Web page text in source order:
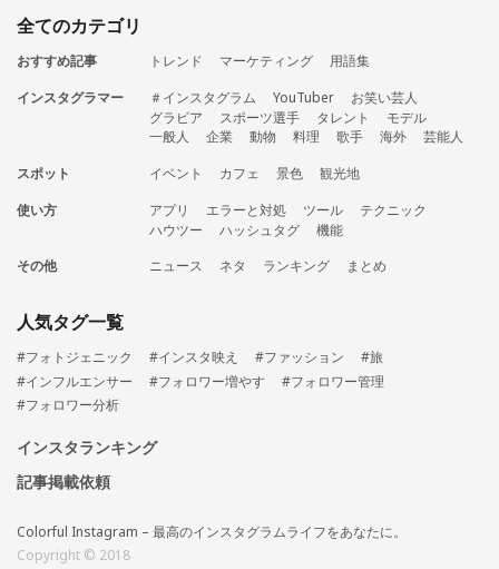
全てのカテゴリ
おすすめ記事 トレンド マーケティング
用語集
インスタグラマー
＃インスタグラム YouTuber
お笑い芸人
グラビア
スポーツ選手 タレント
モデル
一般人
企業 動物 料理 歌手 海外
芸能人
スポット
イベント カフェ 景色
観光地
使い方
アプリ エラーと対処 ツール
テクニック
ハウツー
ハッシュタグ
機能
その他
ニュース ネタ ランキング まとめ
人気タグ一覧
#フォトジェニック #インスタ映え #ファッション
#旅
#インフルエンサー
#フォロワー増やす
#フォロワー管理
#フォロワー分析
インスタランキング
記事掲載依頼
Colorful Instagram – 最高のインスタグラムライフをあなたに。
Copyright © 2018